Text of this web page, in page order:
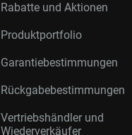
Rabatte und Aktionen
Produktportfolio
Garantiebestimmungen
Rückgabebestimmungen
Vertriebshändler und
Wiederverkäufer